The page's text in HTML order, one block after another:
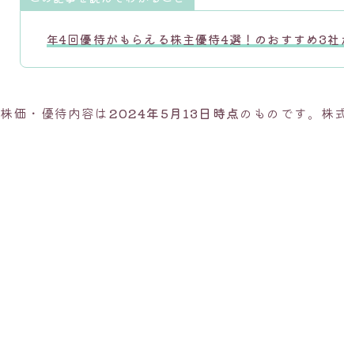
年4回優待がもらえる株主優待4選！のおすすめ3社
株価・優待内容は2024年5月13日時点 のものです。株